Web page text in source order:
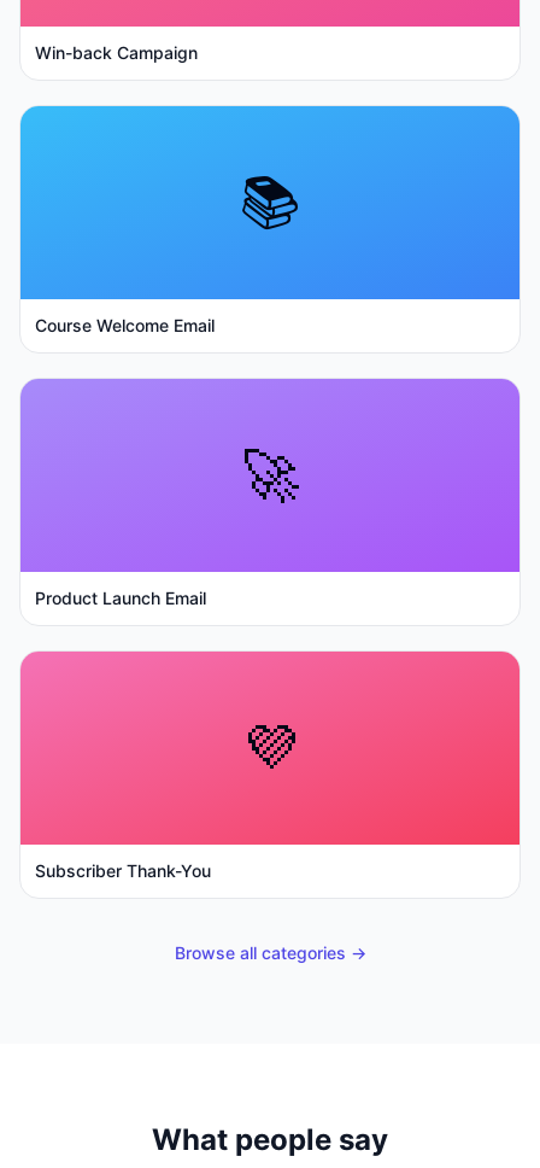
Win-back Campaign
📚
Course Welcome Email
🚀
Product Launch Email
💜
Subscriber Thank-You
Browse all categories →
What people say